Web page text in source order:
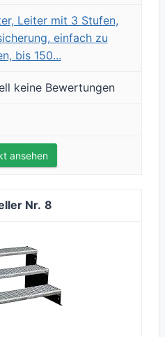
Leiter mit 3 Stufen,
einfach zu
bis 150...
keine Bewertungen
ansehen
8